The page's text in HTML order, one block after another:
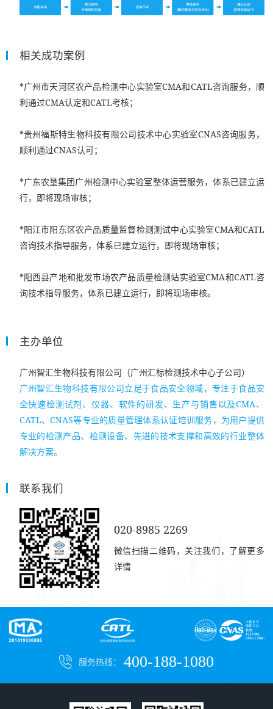
相关成功案例
*广州市天河区农产品检测中心实验室CMA和CATL咨询服务，顺
利通过CMA认定和CATL考核；
*贵州福斯特生物科技有限公司技术中心实验室CNAS咨询服务，
顺利通过CNAS认可；
*广东农垦集团广州检测中心实验室整体运营服务，体系已建立运
行，即将现场审核；
*阳江市阳东区农产品质量监督检测测试中心实验室CMA和CATL
咨询技术指导服务，体系已建立运行，即将现场审核；
*阳西县产地和批发市场农产品质量检测站实验室CMA和CATL咨
询技术指导服务，体系已建立运行，即将现场审核。
主办单位
广州智汇生物科技有限公司 （广州汇标检测技术中心子公司）
广州智汇生物科技有限公司立足于食品安全领域，专注于食品安
全快速检测试剂、仪器、软件的研发、生产与销售以及CMA、
CATL、CNAS等专业的质量管理体系认证培训服务，为用户提供
专业的检测产品、检测设备、先进的技术支撑和高效的行业整体
解决方案。
联系我们
020-8985 2269
微信扫描二维码，关注我们，了解更多
详情
服务热线： 400-188-1080